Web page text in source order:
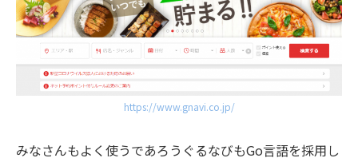
https://www.gnavi.co.jp/
みなさんもよく使うであろうぐるなびもGo言語を採用し